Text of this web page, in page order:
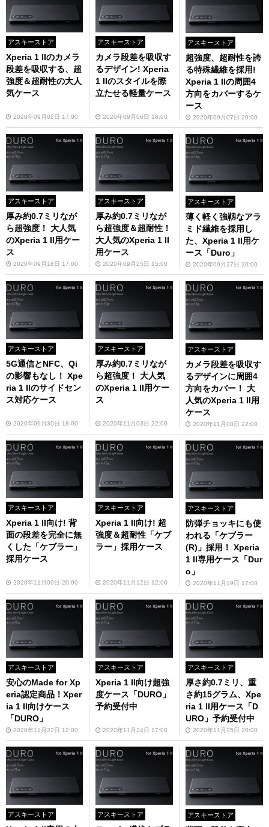
アスキーストア
Xperia 1 IIのカメラ
段差を吸収する、超
強度＆超耐性の大人
気ケース
2020年09月02日 17:00
アスキーストア
カメラ段差を吸収す
るデザイン! Xperia
1 IIのスタイルを際
立たせる軽量ケース
2020年09月06日 18:00
アスキーストア
超強度、超耐性を誇
る特殊繊維を採用!
Xperia 1 IIの周囲4
方向をカバーするケ
ース
2020年09月07日 20:00
アスキーストア
厚み約0.7ミリなが
ら超強度！ 大人気
のXperia 1 II用ケー
ス
2020年09月18日 17:00
アスキーストア
厚み約0.7ミリなが
ら超強度＆超耐性！
大人気のXperia 1 II
用ケース
2020年09月25日 15:00
アスキーストア
薄く軽く強靱なアラ
ミド繊維を採用し
た、Xperia 1 II用ケ
ース「Duro」
2020年09月27日 20:00
アスキーストア
5G通信とNFC、Qi
の影響もなし！ Xpe
ria 1 IIのサイドセン
ス対応ケース
2020年09月30日 18:00
アスキーストア
厚み約0.7ミリなが
ら超強度！ 大人気
のXperia 1 II用ケー
ス
2020年11月03日 22:00
アスキーストア
カメラ段差を吸収す
るデザインに周囲4
方向をカバー！ 大
人気のXperia 1 II用
ケース
2020年11月08日 22:00
アスキーストア
Xperia 1 II向け! 背
面の段差を完全に無
くした「ケブラー」
採用ケース
2020年11月09日 20:00
アスキーストア
Xperia 1 II向け! 超
強度＆超耐性「ケブ
ラー」採用ケース
2020年11月12日 12:00
アスキーストア
防弾チョッキにも使
われる「ケブラー
(R)」採用！ Xperia
1 II専用ケース「Dur
o」
2020年11月19日 17:00
アスキーストア
安心のMade for Xp
eria認定商品！Xper
ia 1 II向けケース
「DURO」
2020年11月22日 12:00
アスキーストア
Xperia 1 II向け超強
度ケース「DURO」
予約受付中
2020年11月24日 17:00
アスキーストア
厚さ約0.7ミリ、重
さ約15グラム、Xpe
ria 1 II用ケース「D
URO」予約受付中
2020年11月25日 20:00
アスキーストア アスキーストア アスキーストア